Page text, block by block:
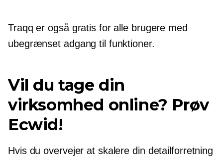
Traqq er også gratis for alle brugere med
ubegrænset adgang til funktioner.
Vil du tage din
virksomhed online? Prøv
Ecwid!
Hvis du overvejer at skalere din detailforretning